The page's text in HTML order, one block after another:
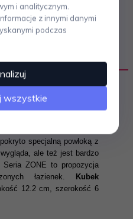
ZONE Denmark to
specjalną powłoką z
ale też jest bardzo
ZONE to propozycja
łazienek.
Kubek
12.2 cm, szerokość 6
i analitycznym.
z innymi danymi
podczas
wszystkie